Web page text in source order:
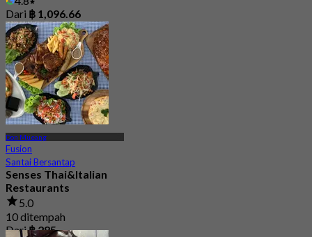
Dari ฿ 1,096.66
Don Mueang
Fusion
Santai Bersantap
Senses Thai&Italian
Restaurants
5.0
10 ditempah
Dari฿ 285